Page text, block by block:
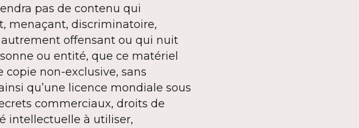
pas de contenu qui
menaçant, discriminatoire,
offensant ou qui nuit
ou entité, que ce matériel
copie non-exclusive, sans
qu’une licence mondiale sous
commerciaux, droits de
intellectuelle à utiliser,